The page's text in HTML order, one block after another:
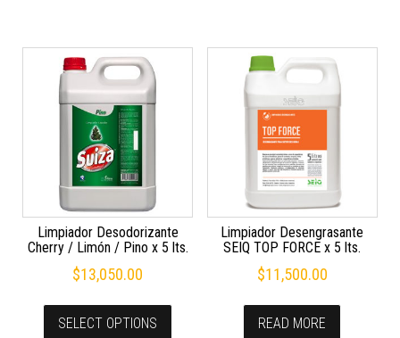
Limpiador Desodorizante
Cherry / Limón / Pino x 5 lts.
$13,050.00
SELECT OPTIONS
Limpiador Desengrasante
SEIQ TOP FORCE x 5 lts.
$11,500.00
READ MORE